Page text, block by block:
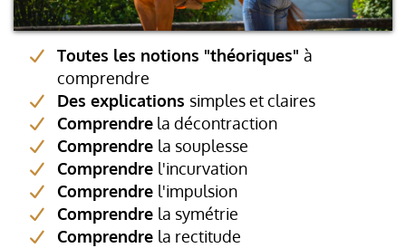
Toutes les notions "théoriques" à
comprendre
Des explications simples et claires
Comprendrela décontraction
Comprendre la souplesse
Comprendre l'incurvation
Comprendre l'impulsion
Comprendre la symétrie
Comprendre la rectitude